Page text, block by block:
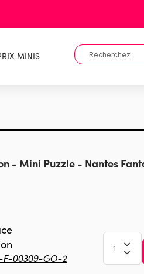
MINIS
- Mini Puzzle - Nantes
00309-GO-2